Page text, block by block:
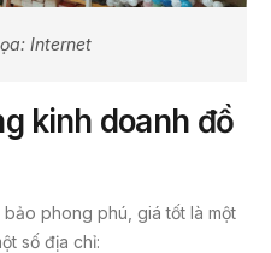
Internet
kinh doanh đồ
phong phú, giá tốt là một
số địa chỉ: